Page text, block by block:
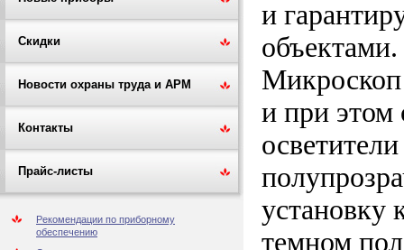
Скидки
Новости охраны труда и АРМ
Контакты
Прайс-листы
Рекомендации по приборному
обеспечению
и
объектами.
Микроскоп
и при этом
установку
темном